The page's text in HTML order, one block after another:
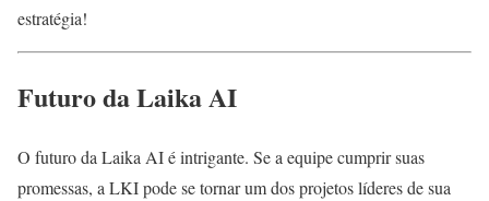
estratégia!
Futuro da Laika AI
O futuro da Laika AI é intrigante. Se a equipe cumprir suas
promessas, a LKI pode se tornar um dos projetos líderes de sua